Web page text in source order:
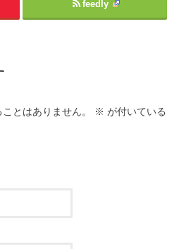
feedly
とはありません。 ※ が付いている